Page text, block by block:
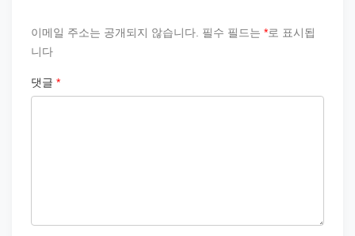
이메일 주소는 공개되지 않습니다. 필수 필드는 *로 표시됩
니다
댓글 *